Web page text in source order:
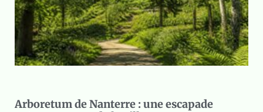
Arboretum de Nanterre : une escapade